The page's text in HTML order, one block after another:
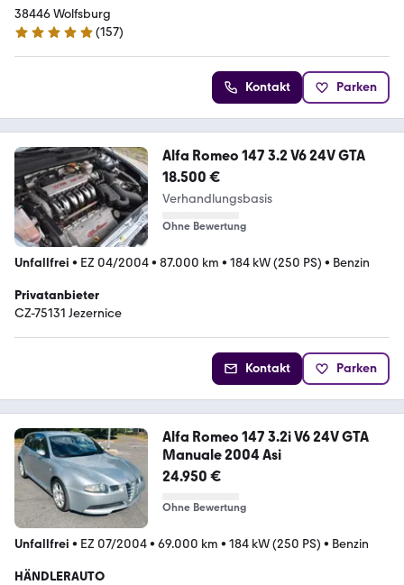
38446 Wolfsburg
5 Sterne
(157)
Kontakt Parken
Alfa Romeo 147 3.2 V6 24V GTA
18.500 €
Verhandlungsbasis
Ohne Bewertung
Unfallfrei • EZ 04/2004• 87.000 km • 184 kW (250 PS) • Benzin
Privatanbieter
CZ-75131 Jezernice
Kontakt Parken
Alfa Romeo 147 3.2i V6 24V GTA
Manuale 2004 Asi
24.950 €
Ohne Bewertung
Unfallfrei • EZ 07/2004• 69.000 km • 184 kW (250 PS) • Benzin
HÄNDLERAUTO